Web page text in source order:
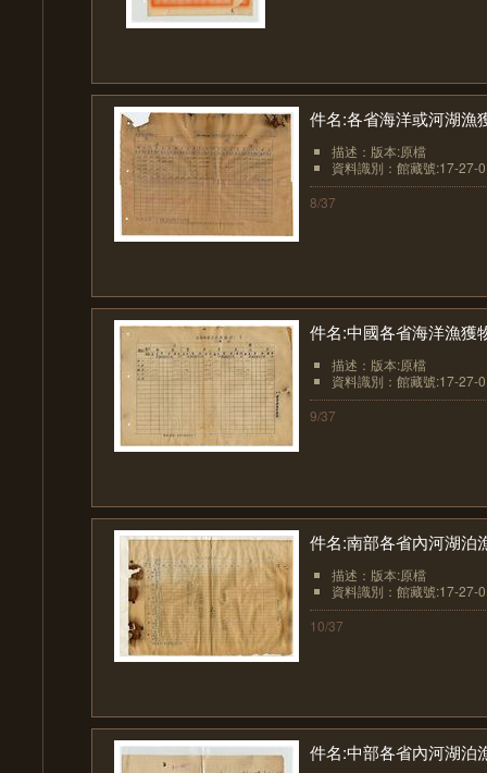
件名:各省海洋或河湖漁
描述：版本:原檔
資料識別：館藏號:17-27-
8/37
件名:中國各省海洋漁獲
描述：版本:原檔
資料識別：館藏號:17-27-
9/37
件名:南部各省內河湖泊
描述：版本:原檔
資料識別：館藏號:17-27-
10/37
件名:中部各省內河湖泊